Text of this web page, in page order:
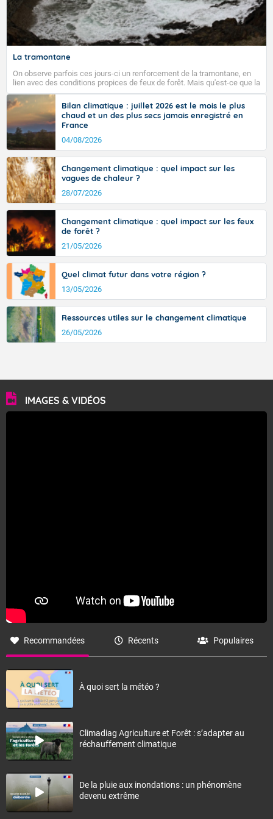
Fermer
La tramontane
On observe parfois ces jours-ci un renforcement de la tramontane, en
lien avec des conditions propices de feux de forêt. Mais qu'est-ce que la
tramontane ? Quelles sont ses caractéristiques ? La tramontane est un
vent turbulent soufflant de secteur nord-ouest à nord, ou ouest à nord-
ouest, dans un secteur qui part du Roussillon à la vallée de l’Aude et à
l’ouest de l’Hérault. L’étymologie de ce vent vient du latin trasmontanus,
signifiant au-delà des monts, en allusion aux régions montagneuses
d’où provient ce vent.
Bilan climatique : juillet 2026 est le mois le plus
chaud et un des plus secs jamais enregistré en
France
04/08/2026
Changement climatique : quel impact sur les
vagues de chaleur ?
28/07/2026
Changement climatique : quel impact sur les feux
de forêt ?
21/05/2026
Quel climat futur dans votre région ?
13/05/2026
Ressources utiles sur le changement climatique
26/05/2026
IMAGES & VIDÉOS
Recommandées Récents Populaires
À quoi sert la météo ?
Climadiag Agriculture et Forêt : s’adapter au
réchauffement climatique
De la pluie aux inondations : un phénomène
devenu extrême